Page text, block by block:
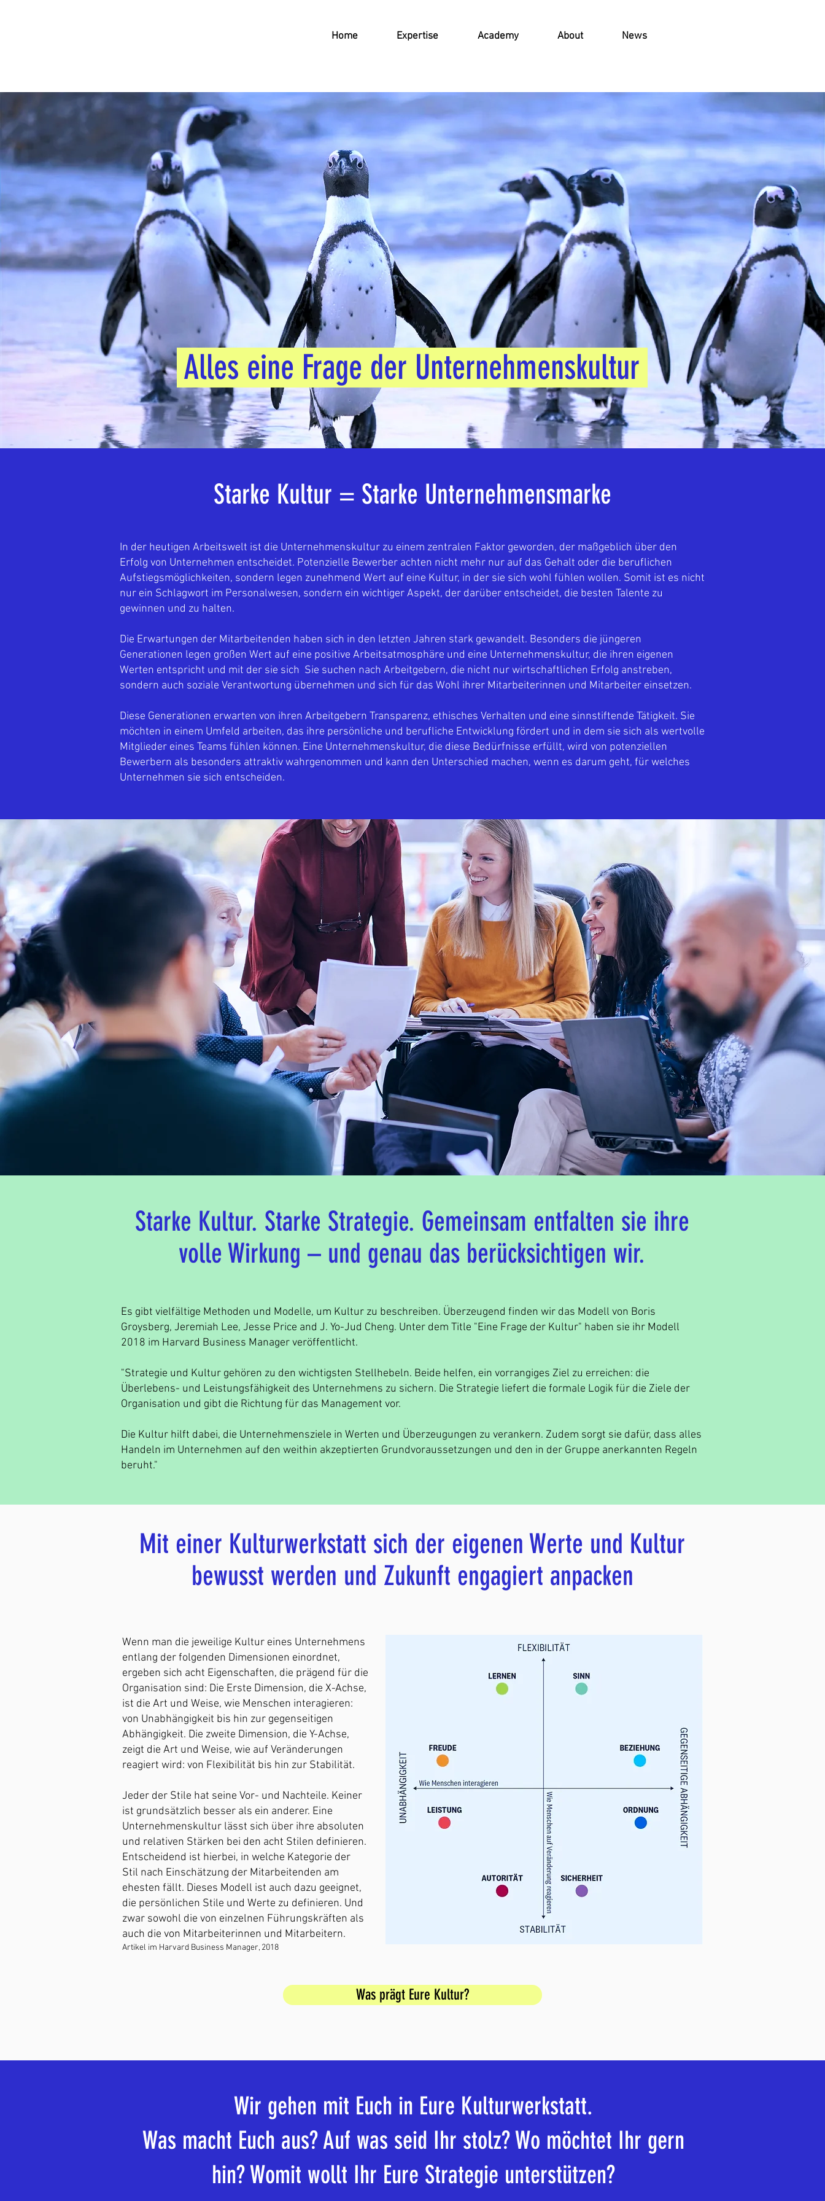
Home Expertise Academy About News
Alles eine Frage der Unternehmenskultur
Starke Kultur = Starke Unternehmensmarke
In der heutigen Arbeitswelt ist die Unternehmenskultur zu einem zentralen Faktor geworden, der maßgeblich über den
Erfolg von Unternehmen entscheidet. Potenzielle Bewerber achten nicht mehr nur auf das Gehalt oder die beruflichen
Aufstiegsmöglichkeiten, sondern legen zunehmend Wert auf eine Kultur, in der sie sich wohl fühlen wollen. Somit ist es nicht
nur ein Schlagwort im Personalwesen, sondern ein wichtiger Aspekt, der darüber entscheidet, die besten Talente zu
gewinnen und zu halten.
Die Erwartungen der Mitarbeitenden haben sich in den letzten Jahren stark gewandelt. Besonders die jüngeren
Generationen legen großen Wert auf eine positive Arbeitsatmosphäre und eine Unternehmenskultur, die ihren eigenen
Werten entspricht und mit der sie sich Sie suchen nach Arbeitgebern, die nicht nur wirtschaftlichen Erfolg anstreben,
sondern auch soziale Verantwortung übernehmen und sich für das Wohl ihrer Mitarbeiterinnen und Mitarbeiter einsetzen.
Diese Generationen erwarten von ihren Arbeitgebern Transparenz, ethisches Verhalten und eine sinnstiftende Tätigkeit. Sie
möchten in einem Umfeld arbeiten, das ihre persönliche und berufliche Entwicklung fördert und in dem sie sich als wertvolle
Mitglieder eines Teams fühlen können. Eine Unternehmenskultur, die diese Bedürfnisse erfüllt, wird von potenziellen
Bewerbern als besonders attraktiv wahrgenommen und kann den Unterschied machen, wenn es darum geht, für welches
Unternehmen sie sich entscheiden.
Starke Kultur. Starke Strategie. Gemeinsam entfalten sie ihre
volle Wirkung – und genau das berücksichtigen wir.
Es gibt vielfältige Methoden und Modelle, um Kultur zu beschreiben. Überzeugend finden wir das Modell von Boris
Groysberg, Jeremiah Lee, Jesse Price and J. Yo-Jud Cheng. Unter dem Title "Eine Frage der Kultur" haben sie ihr Modell
2018 im Harvard Business Managerveröffentlicht.
"Strategie und Kultur gehören zu den wichtigsten Stellhebeln. Beide helfen, ein vorrangiges Ziel zu erreichen: die
Überlebens- und Leistungsfähigkeit des Unternehmens zu sichern. Die Strategie liefert die formale Logik für die Ziele der
Organisation und gibt die Richtung für das Management vor.
Die Kultur hilft dabei, die Unternehmensziele in Werten und Überzeugungen zu verankern. Zudem sorgt sie dafür, dass alles
Handeln im Unternehmen auf den weithin akzeptierten Grundvoraussetzungen und den in der Gruppe anerkannten Regeln
beruht."
Mit einer Kulturwerkstatt sich der eigenen Werte und Kultur
bewusst werden und Zukunft engagiert anpacken
Wenn man die jeweilige Kultur eines Unternehmens
entlang der folgenden Dimensionen einordnet,
ergeben sich acht Eigenschaften, die prägend für die
Organisation sind: ​Die Erste Dimension, die X-Achse,
ist die Art und Weise, wie Menschen interagieren:
von Unabhängigkeit bis hin zur gegenseitigen
Abhängigkeit. ​Die zweite Dimension, die Y-Achse,
zeigt die Art und Weise, wie auf Veränderungen
reagiert wird: von Flexibilität bis hin zur Stabilität.
Jeder der Stile hat seine Vor- und Nachteile. Keiner
ist grundsätzlich besser als ein anderer. Eine
Unternehmenskultur lässt sich über ihre absoluten
und relativen Stärken bei den acht Stilen definieren.
Entscheidend ist hierbei, in welche Kategorie der
Stil nach Einschätzung der Mitarbeitenden am
ehesten fällt. Dieses Modell ist auch dazu geeignet,
die persönlichen Stile und Werte zu definieren. Und
zwar sowohl die von einzelnen Führungskräften als
auch die von Mitarbeiterinnen und Mitarbeitern.
Artikel im Harvard Business Manager, 2018
Was prägt Eure Kultur?
Wir gehen mit Euch in Eure Kulturwerkstatt.
Was macht Euch aus? Auf was seid Ihr stolz? Wo möchtet Ihr gern
hin? Womit wollt Ihr Eure Strategie unterstützen?